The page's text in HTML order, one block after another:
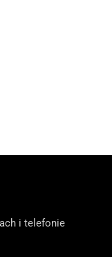
i telefonie